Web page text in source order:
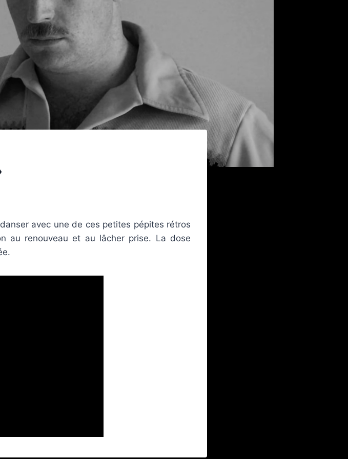
avec une de ces petites pépites rétros
au renouveau et au lâcher prise. La dose